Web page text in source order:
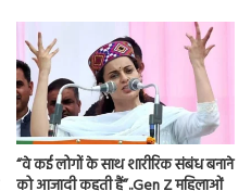
“वे कई लोगों के साथ शारीरिक संबंध बनाने